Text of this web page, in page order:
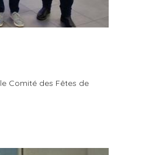
Comité des Fêtes de